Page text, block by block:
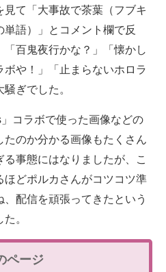
て「大事故で茶葉（フブキ
語）」とコメント欄で反
百鬼夜行かな？」「懐かし
や！」「止まらないホロラ
ぎでした。
コラボで使った画像などの
たのか分かる画像もたくさん
事態にはなりましたが、こ
ほどポルカさんがコツコツ準
配信を頑張ってきたという
。